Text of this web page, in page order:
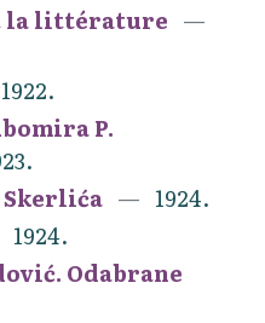
la littérature
1922.
P.
Skerlića
1924.
1924.
Odabrane